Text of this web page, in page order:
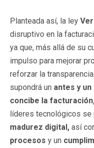
Planteada así, la ley
disruptivo en la
ya que, más allá de su
impulso para mejorar
reforzar la
supondrá un antes y
concibe la
líderes tecnológicos se
madurez digital, así
procesos y un